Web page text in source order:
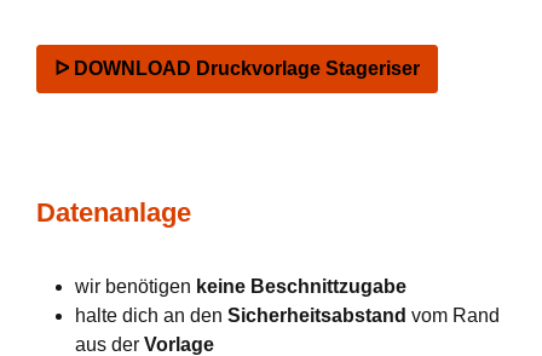
ᐅ DOWNLOAD Druckvorlage Stageriser
Datenanlage
wir benötigen keine Beschnittzugabe
halte dich an den Sicherheitsabstand vom Rand
aus der Vorlage